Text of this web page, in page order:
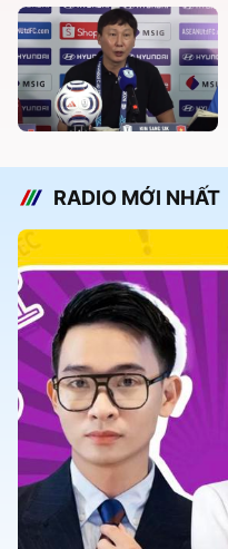
RADIO MỚI NHẤT